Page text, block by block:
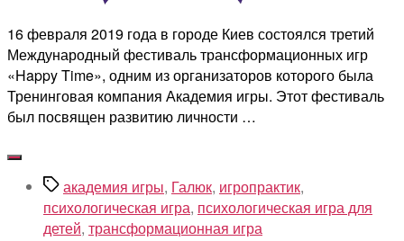
16 февраля 2019 года в городе Киев состоялся третий
Международный фестиваль трансформационных игр
«Happy Time», одним из организаторов которого была
Тренинговая компания Академия игры. Этот фестиваль
был посвящен развитию личности …
Меткиакадемия игры, Галюк, игропрактик,
психологическая игра, психологическая игра для
детей, трансформационная игра